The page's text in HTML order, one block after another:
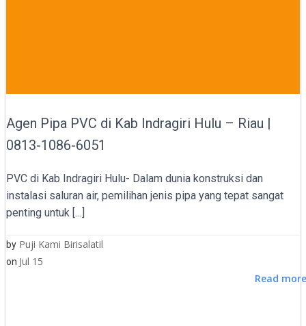
Agen Pipa PVC di Kab Indragiri Hulu – Riau |
0813-1086-6051
PVC di Kab Indragiri Hulu- Dalam dunia konstruksi dan
instalasi saluran air, pemilihan jenis pipa yang tepat sangat
penting untuk […]
by Puji Kami Birisalatil
on Jul 15
Read more